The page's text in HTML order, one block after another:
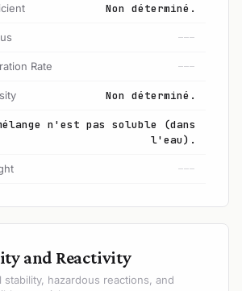
Non déterminé.
---
Rate ---
Non déterminé.
n'est pas soluble (dans
l'eau).
---
and Reactivity
stability, hazardous reactions, and